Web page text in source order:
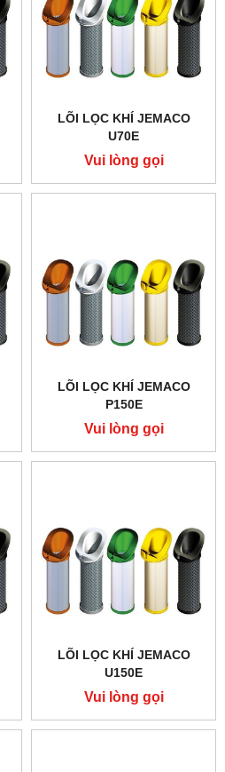
LÕI LỌC KHÍ JEMACO
U70E
Vui lòng gọi
LÕI LỌC KHÍ JEMACO
P150E
Vui lòng gọi
LÕI LỌC KHÍ JEMACO
U150E
Vui lòng gọi